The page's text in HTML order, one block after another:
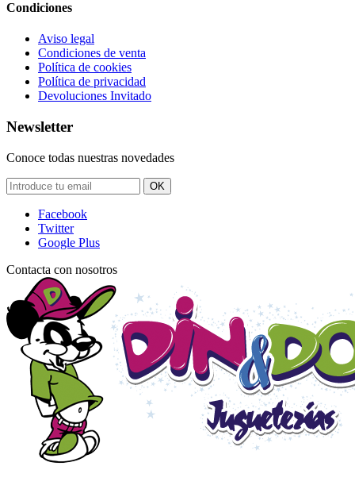
Condiciones
Aviso legal
Condiciones de venta
Política de cookies
Política de privacidad
Devoluciones Invitado
Newsletter
Conoce todas nuestras novedades
OK
Facebook
Twitter
Google Plus
Contacta con nosotros